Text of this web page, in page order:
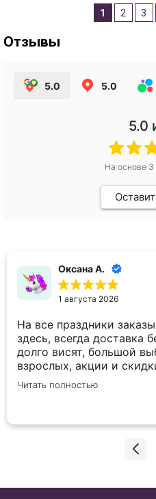
1 2 3
Отзывы
5.0 5.0
5.0
На основе 3
Оксана А.
1 августа 2026
На все праздники
здесь, всегда доставка
долго висят, большой
взрослых, акции и
пожелания по внесению
Спасибо вам большое!
Читать полностью